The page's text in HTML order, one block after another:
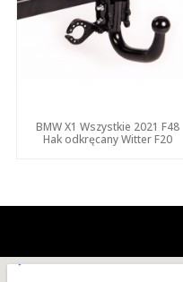
BMW X1 Wszystkie 2021 F48
Hak odkręcany Witter F20